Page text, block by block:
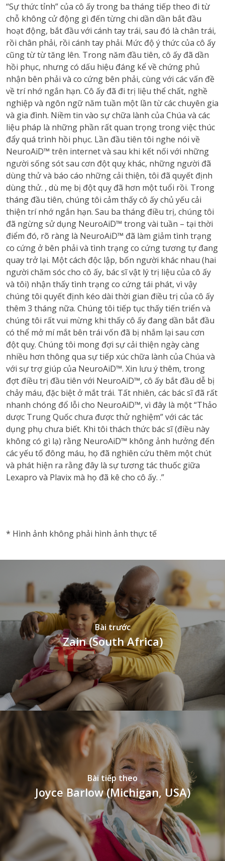
“Sự thức tỉnh” của cô ấy trong ba tháng tiếp theo đi từ
chỗ không cử động gì đến từng chi dần dần bắt đầu
hoạt động, bắt đầu với cánh tay trái, sau đó là chân trái,
rồi chân phải, rồi cánh tay phải. Mức độ ý thức của cô ấy
cũng từ từ tăng lên. Trong năm đầu tiên, cô ấy đã dần
hồi phục, nhưng có dấu hiệu đáng kể về chứng phủ
nhận bên phải và co cứng bên phải, cùng với các vấn đề
về trí nhớ ngắn hạn. Cô ấy đã đi trị liệu thể chất, nghề
nghiệp và ngôn ngữ năm tuần một lần từ các chuyên gia
và gia đình. Niềm tin vào sự chữa lành của Chúa và các
liệu pháp là những phần rất quan trọng trong việc thúc
đẩy quá trình hồi phục. Lần đầu tiên tôi nghe nói về
NeuroAiD™ trên internet và sau khi kết nối với những
người sống sót sau cơn đột quỵ khác, những người đã
dùng thử và báo cáo những cải thiện, tôi đã quyết định
dùng thử. , dù mẹ bị đột quỵ đã hơn một tuổi rồi. Trong
tháng đầu tiên, chúng tôi cảm thấy cô ấy chủ yếu cải
thiện trí nhớ ngắn hạn. Sau ba tháng điều trị, chúng tôi
đã ngừng sử dụng NeuroAiD™ trong vài tuần – tại thời
điểm đó, rõ ràng là NeuroAiD™ đã làm giảm tình trạng
co cứng ở bên phải và tình trạng co cứng tương tự đang
quay trở lại. Một cách độc lập, bốn người khác nhau (hai
người chăm sóc cho cô ấy, bác sĩ vật lý trị liệu của cô ấy
và tôi) nhận thấy tình trạng co cứng tái phát, vì vậy
chúng tôi quyết định kéo dài thời gian điều trị của cô ấy
thêm 3 tháng nữa. Chúng tôi tiếp tục thấy tiến triển và
chúng tôi rất vui mừng khi thấy cô ấy đang dần bắt đầu
có thể mở mí mắt bên trái vốn đã bị nhắm lại sau cơn
đột quỵ. Chúng tôi mong đợi sự cải thiện ngày càng
nhiều hơn thông qua sự tiếp xúc chữa lành của Chúa và
với sự trợ giúp của NeuroAiD™. Xin lưu ý thêm, trong
đợt điều trị đầu tiên với NeuroAiD™, cô ấy bắt đầu dễ bị
chảy máu, đặc biệt ở mắt trái. Tất nhiên, các bác sĩ đã rất
nhanh chóng đổ lỗi cho NeuroAiD™, vì đây là một “Thảo
dược Trung Quốc chưa được thử nghiệm” với các tác
dụng phụ chưa biết. Khi tôi thách thức bác sĩ (điều này
không có gì lạ) rằng NeuroAiD™ không ảnh hưởng đến
các yếu tố đông máu, họ đã nghiên cứu thêm một chút
và phát hiện ra rằng đây là sự tương tác thuốc giữa
Lexapro và Plavix mà họ đã kê cho cô ấy. .”
* Hình ảnh không phải hình ảnh thực tế
Bài trước
Zain (South Africa)
Bài tiếp theo
Joyce Barlow (Michigan, USA)